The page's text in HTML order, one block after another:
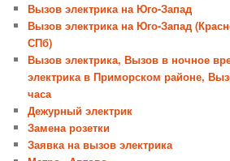
Вызов электрика на Юго-Запад
Вызов электрика на Юго-Запад
СПб)
Вызов электрика, Вызов в ночное
электрика в Приморском районе,
часа
Дежурный электрик
Замена розетки
Заявка на вызов электрика